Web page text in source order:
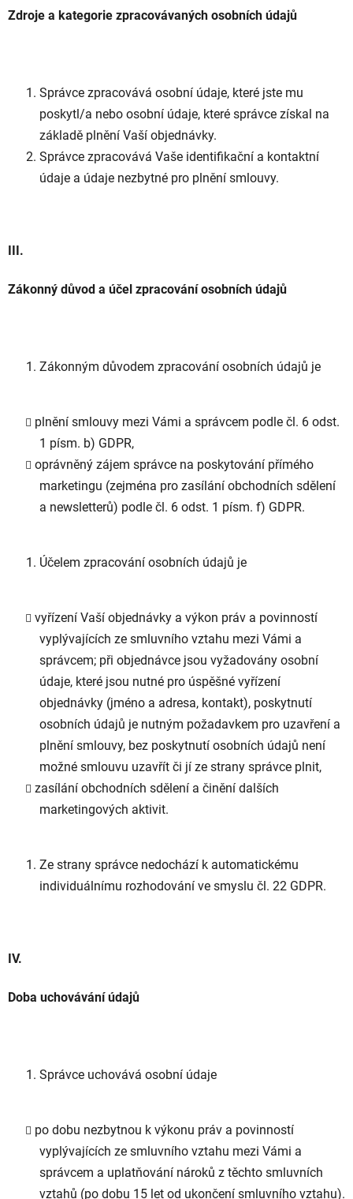
Zdroje a kategorie zpracovávaných osobních údajů
Správce zpracovává osobní údaje, které jste mu
poskytl/a nebo osobní údaje, které správce získal na
základě plnění Vaší objednávky.
Správce zpracovává Vaše identifikační a kontaktní
údaje a údaje nezbytné pro plnění smlouvy.
III.
Zákonný důvod a účel zpracování osobních údajů
Zákonným důvodem zpracování osobních údajů je
plnění smlouvy mezi Vámi a správcem podle čl. 6 odst.
1 písm. b) GDPR,
oprávněný zájem správce na poskytování přímého
marketingu (zejména pro zasílání obchodních sdělení
a newsletterů) podle čl. 6 odst. 1 písm. f) GDPR.
Účelem zpracování osobních údajů je
vyřízení Vaší objednávky a výkon práv a povinností
vyplývajících ze smluvního vztahu mezi Vámi a
správcem; při objednávce jsou vyžadovány osobní
údaje, které jsou nutné pro úspěšné vyřízení
objednávky (jméno a adresa, kontakt), poskytnutí
osobních údajů je nutným požadavkem pro uzavření a
plnění smlouvy, bez poskytnutí osobních údajů není
možné smlouvu uzavřít či jí ze strany správce plnit,
zasílání obchodních sdělení a činění dalších
marketingových aktivit.
Ze strany správce nedochází k automatickému
individuálnímu rozhodování ve smyslu čl. 22 GDPR.
IV.
Doba uchovávání údajů
Správce uchovává osobní údaje
po dobu nezbytnou k výkonu práv a povinností
vyplývajících ze smluvního vztahu mezi Vámi a
správcem a uplatňování nároků z těchto smluvních
vztahů (po dobu 15 let od ukončení smluvního vztahu).